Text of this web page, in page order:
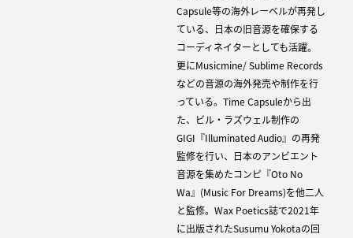
Capsule等の海外レーベルが再発し
ている、日本の旧音源を確保する
コーディネイターとしても活躍。
更にMusicmine/ Sublime Records
などの音源の海外発売や制作を行
っている。Time Capsuleから出
た、ビル・ラズウェル制作の
GIGI『Illuminated Audio』の再発
監修を行い、日本のアンビエント
音源を集めたコンピ『Oto No
Wa』(Music For Dreams)を他二人
と監修。Wax Poetics誌で2021年
に出版されたSusumu Yokotaの回